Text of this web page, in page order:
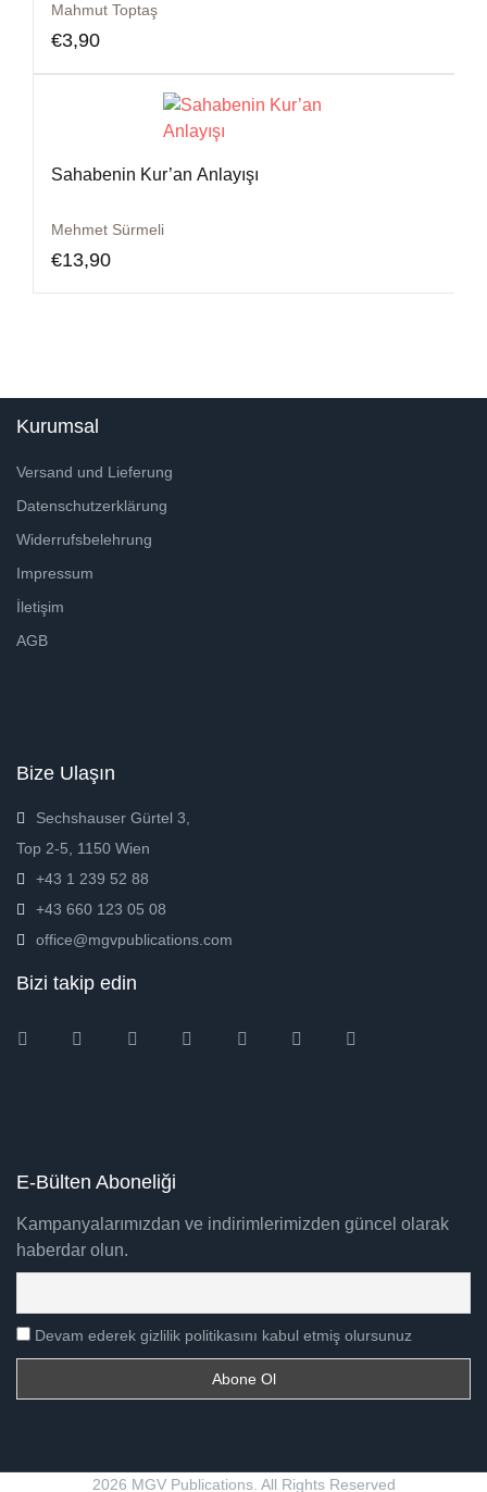
Mahmut Toptaş
€3,90
Sahabenin Kur’an Anlayışı
Mehmet Sürmeli
€13,90
Kurumsal
Versand und Lieferung
Datenschutzerklärung
Widerrufsbelehrung
Impressum
İletişim
AGB
Bize Ulaşın
Sechshauser Gürtel 3,
Top 2-5, 1150 Wien
+43 1 239 52 88
+43 660 123 05 08
office@mgvpublications.com
Bizi takip edin
InstagramFacebookTwitter Amazon Pinterest
E-Bülten Aboneliği
Kampanyalarımızdan ve indirimlerimizden güncel olarak
haberdar olun.
Devam ederek gizlilik politikasını kabul etmiş olursunuz
2026 MGV Publications. All Rights Reserved